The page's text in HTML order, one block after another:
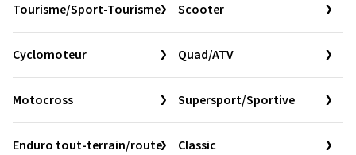
Tourisme/Sport-Tourisme Scooter
Cyclomoteur Quad/ATV
Motocross Supersport/Sportive
Enduro tout-terrain/route Classic